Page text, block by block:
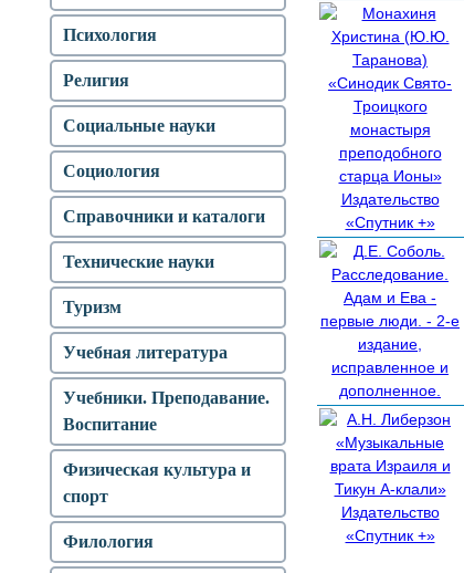
Психология
Религия
Социальные науки
Социология
Справочники и каталоги
Технические науки
Туризм
Учебная литература
Учебники. Преподавание.
Воспитание
Физическая культура и
спорт
Филология